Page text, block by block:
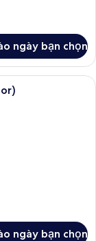
ngày bạn chọn
bảo mật tại phòng,
ngày bạn chọn